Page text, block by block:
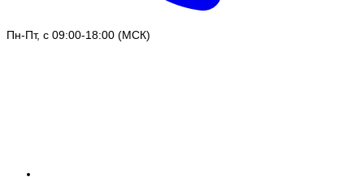
Пн-Пт, с 09:00-18:00 (МСК)